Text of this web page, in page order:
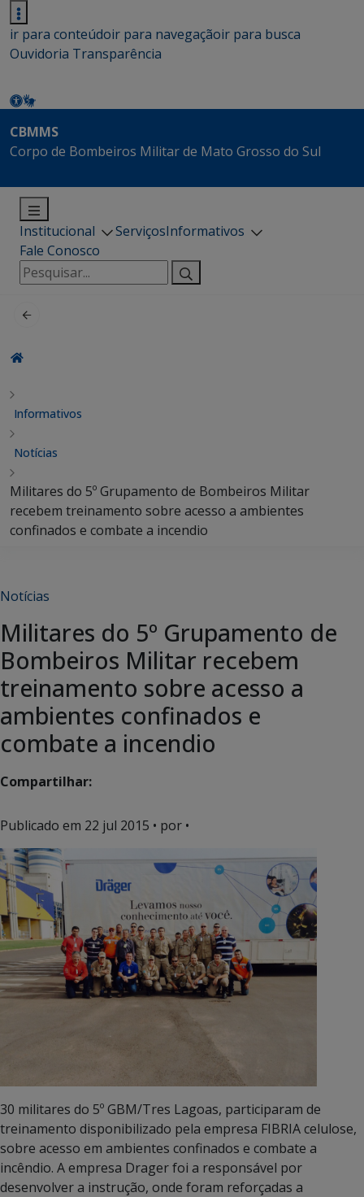
ir para conteúdoir para navegaçãoir para busca
Ouvidoria Transparência
CBMMS
Corpo de Bombeiros Militar de Mato Grosso do Sul
Institucional ServiçosInformativos
Fale Conosco
Pesquisar
por:
Informativos
Notícias
Militares do 5º Grupamento de Bombeiros Militar
recebem treinamento sobre acesso a ambientes
confinados e combate a incendio
Notícias
Militares do 5º Grupamento de
Bombeiros Militar recebem
treinamento sobre acesso a
ambientes confinados e
combate a incendio
Compartilhar:
Publicado em 22 jul 2015 • por •
30 militares do 5º GBM/Tres Lagoas, participaram de
treinamento disponibilizado pela empresa FIBRIA celulose,
sobre acesso em ambientes confinados e combate a
incêndio. A empresa Drager foi a responsável por
desenvolver a instrução, onde foram reforçadas a